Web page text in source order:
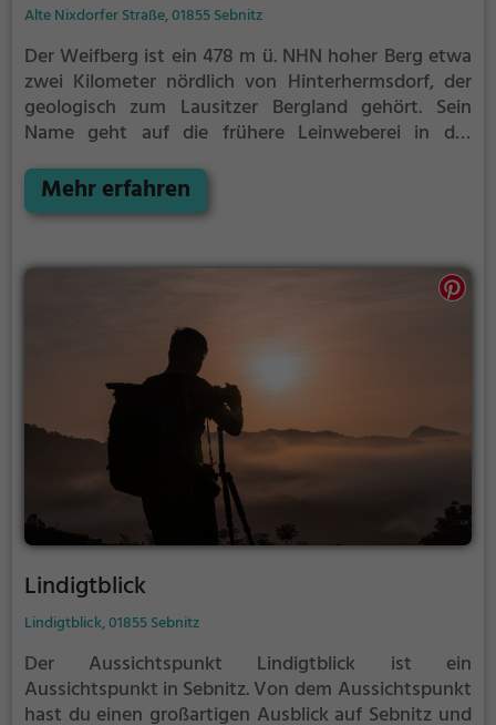
Alte Nixdorfer Straße, 01855 Sebnitz
Der Weifberg ist ein 478 m ü. NHN hoher Berg etwa
zwei Kilometer nördlich von Hinterhermsdorf, der
geologisch zum Lausitzer Bergland gehört. Sein
Name geht auf die frühere Leinweberei in der
wurde das Leingarn auf Haspeln, die man hier
Weifen nannte, durch Wasser gezogen und in der
Mehr erfahren
Lindigtblick
Lindigtblick, 01855 Sebnitz
Der Aussichtspunkt Lindigtblick ist ein
Aussichtspunkt in Sebnitz.Von dem Aussichtspunkt
hast du einen großartigen Ausblick auf Sebnitz und